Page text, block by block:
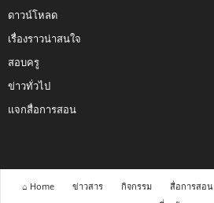
ดาวน์โหลด
เรื่องราวน่าสนใจ
สอบครู
ข่าวทั่วไป
แจกสื่อการสอน
⌂ Home ข่าวสาร กิจกรรม สื่อการสอน